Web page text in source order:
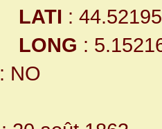
LATI :
LONG :
: NO